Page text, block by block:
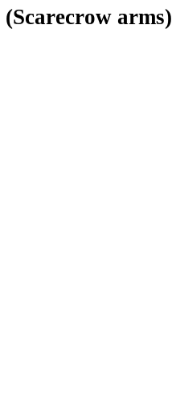
(Scarecrow arms)